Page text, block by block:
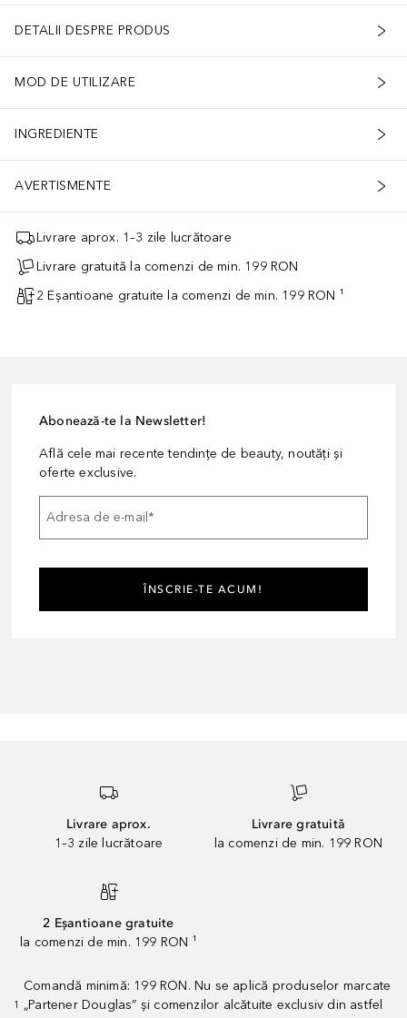
DETALII DESPRE PRODUS
MOD DE UTILIZARE
INGREDIENTE
AVERTISMENTE
Livrare aprox. 1–3 zile lucrătoare
Livrare gratuită la comenzi de min. 199 RON
2 Eșantioane gratuite la comenzi de min. 199 RON ¹
Abonează-te la Newsletter!
Află cele mai recente tendințe de beauty, noutăți și
oferte exclusive.
Adresa de e-mail*
ÎNSCRIE-TE ACUM!
Livrare aprox.
1–3 zile lucrătoare
Livrare gratuită
la comenzi de min. 199 RON
2 Eșantioane gratuite
la comenzi de min. 199 RON ¹
1
Comandă minimă: 199 RON. Nu se aplică produselor marcate
„Partener Douglas” și comenzilor alcătuite exclusiv din astfel